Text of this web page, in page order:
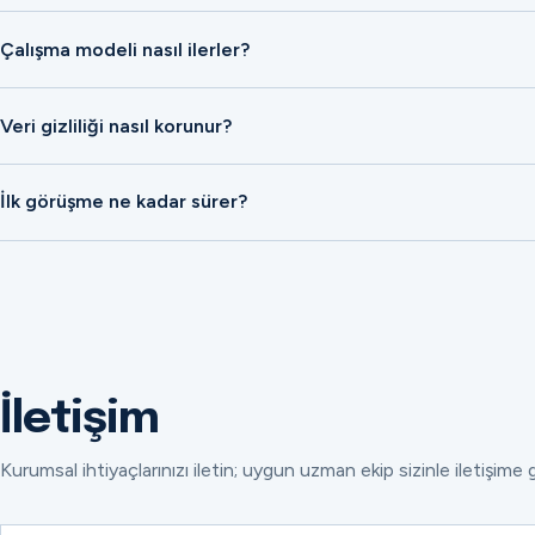
Çalışma modeli nasıl ilerler?
Veri gizliliği nasıl korunur?
İlk görüşme ne kadar sürer?
İletişim
Kurumsal ihtiyaçlarınızı iletin; uygun uzman ekip sizinle iletişime